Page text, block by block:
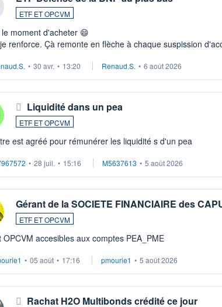
ETF ET OPCVM
moment d'acheter 😄​
renforce. Çà remonte en flèche à chaque suspission
• 30 avr. • 13:20 Renaud.S. • 6 août 2026
Liquidité dans un pea
ETF ET OPCVM
est agréé pour rémunérer les liquidité s d'un pea
• 28 juil. • 15:16 M5637613 • 5 août 2026
Gérant de la SOCIETE FINANCIAIRE des
ETF ET OPCVM
ETF et OPCVM accesibles aux comptes PEA_PME
• 05 août • 17:16 pmourie1 • 5 août 2026
Rachat H2O Multibonds crédité ce jour